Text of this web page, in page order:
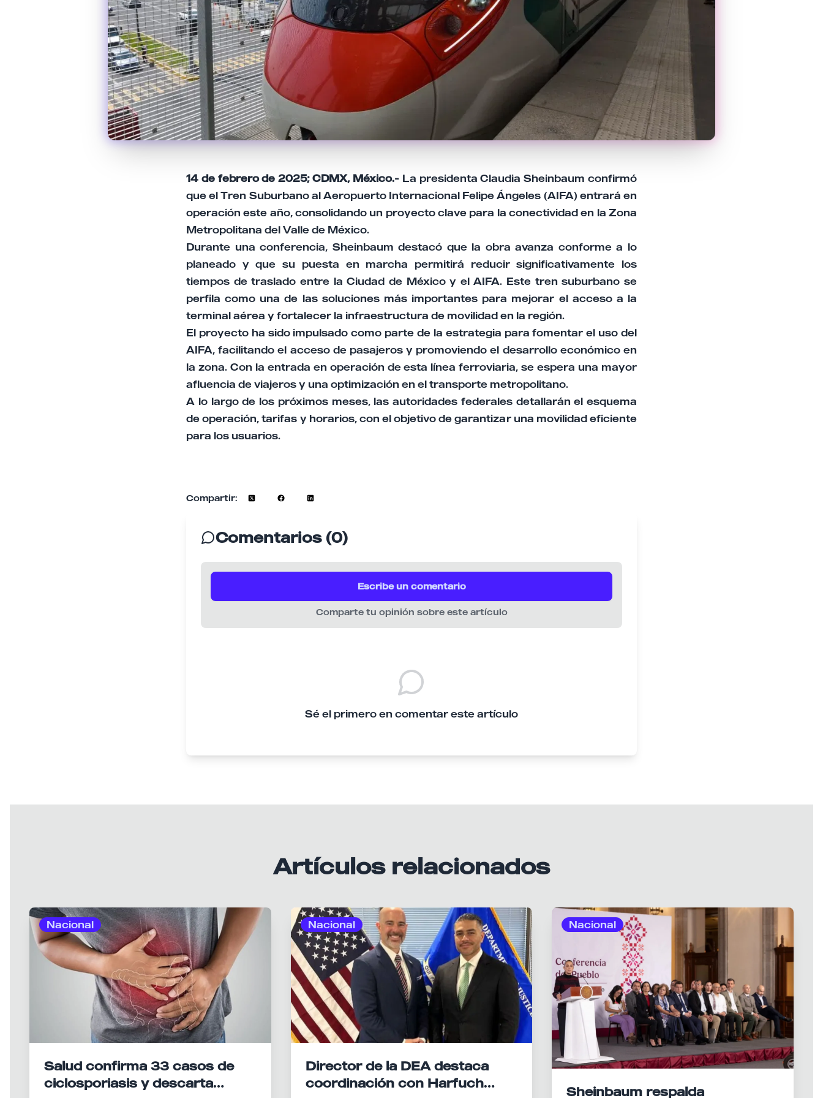
14 de febrero de 2025; CDMX, México.- La presidenta Claudia Sheinbaum confirmó
que el Tren Suburbano al Aeropuerto Internacional Felipe Ángeles (AIFA) entrará en
operación este año, consolidando un proyecto clave para la conectividad en la Zona
Metropolitana del Valle de México.
Durante una conferencia, Sheinbaum destacó que la obra avanza conforme a lo
planeado y que su puesta en marcha permitirá reducir significativamente los
tiempos de traslado entre la Ciudad de México y el AIFA. Este tren suburbano se
perfila como una de las soluciones más importantes para mejorar el acceso a la
terminal aérea y fortalecer la infraestructura de movilidad en la región.
El proyecto ha sido impulsado como parte de la estrategia para fomentar el uso del
AIFA, facilitando el acceso de pasajeros y promoviendo el desarrollo económico en
la zona. Con la entrada en operación de esta línea ferroviaria, se espera una mayor
afluencia de viajeros y una optimización en el transporte metropolitano.
A lo largo de los próximos meses, las autoridades federales detallarán el esquema
de operación, tarifas y horarios, con el objetivo de garantizar una movilidad eficiente
para los usuarios.
Compartir:
Comentarios (0)
Escribe un comentario
Comparte tu opinión sobre este artículo
Sé el primero en comentar este artículo
Artículos relacionados
Nacional
Salud confirma 33 casos de
ciclosporiasis y descarta
Nacional
Director de la DEA destaca
coordinación con Harfuch
Nacional
Sheinbaum respalda